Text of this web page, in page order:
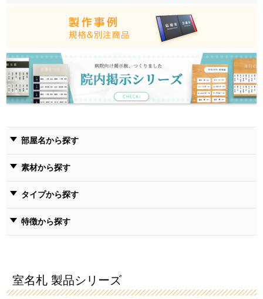
部屋名から探す
素材から探す
タイプから探す
特徴から探す
室名札 製品シリーズ